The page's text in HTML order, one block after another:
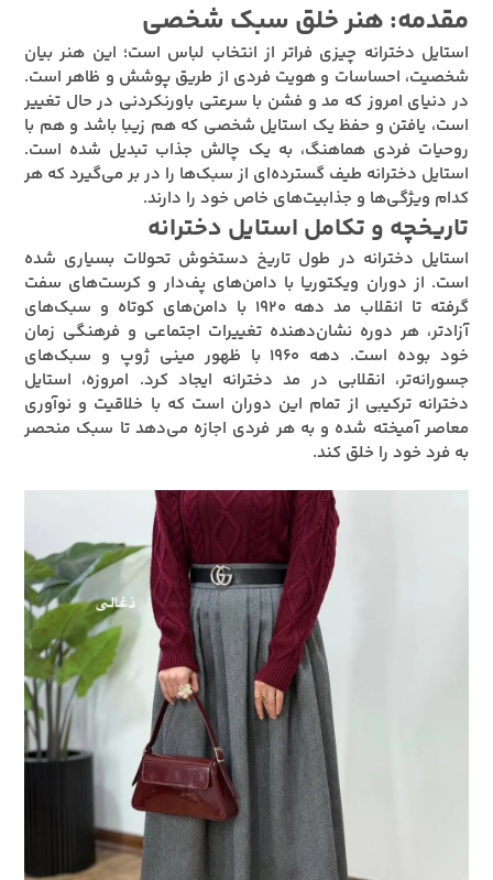
مقدمه: هنر خلق سبک شخصی
استایل دخترانه چیزی فراتر از انتخاب لباس است؛ این هنر بیان
شخصیت، احساسات و هویت فردی از طریق پوشش و ظاهر است.
در دنیای امروز که مد و فشن با سرعتی باورنکردنی در حال تغییر
است، یافتن و حفظ یک استایل شخصی که هم زیبا باشد و هم با
روحیات فردی هماهنگ، به یک چالش جذاب تبدیل شده است.
استایل دخترانه طیف گسترده‌ای از سبک‌ها را در بر می‌گیرد که هر
کدام ویژگی‌ها و جذابیت‌های خاص خود را دارند.
تاریخچه و تکامل استایل دخترانه
استایل دخترانه در طول تاریخ دستخوش تحولات بسیاری شده
است. از دوران ویکتوریا با دامن‌های پف‌دار و کرست‌های سفت
گرفته تا انقلاب مد دهه ۱۹۲۰ با دامن‌های کوتاه و سبک‌های
آزادتر، هر دوره نشان‌دهنده تغییرات اجتماعی و فرهنگی زمان
خود بوده است. دهه ۱۹۶۰ با ظهور مینی ژوپ و سبک‌های
جسورانه‌تر، انقلابی در مد دخترانه ایجاد کرد. امروزه، استایل
دخترانه ترکیبی از تمام این دوران است که با خلاقیت و نوآوری
معاصر آمیخته شده و به هر فردی اجازه می‌دهد تا سبک منحصر
به فرد خود را خلق کند.